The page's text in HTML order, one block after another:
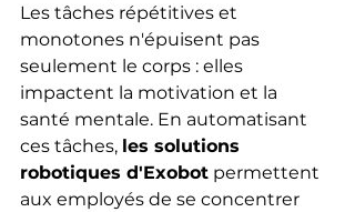
Les tâches répétitives et
monotones n'épuisent pas
seulement le corps : elles
impactent la motivation et la
santé mentale. En automatisant
ces tâches, les solutions
robotiques d'Exobot permettent
aux employés de se concentrer